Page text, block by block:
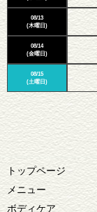
08/13
(木曜日)
08/14
(金曜日)
08/15
(土曜日)
トップページ
メニュー
ボディケア